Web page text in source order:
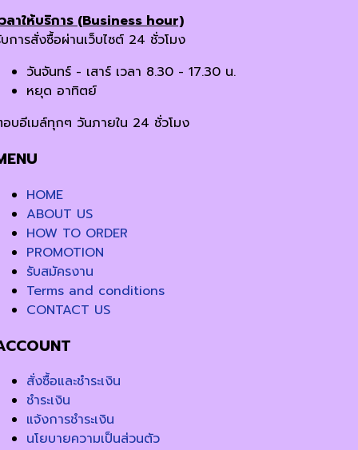
ลาให้บริการ (Business hour)
การสั่งซื้อผ่านเว็บไซต์ 24 ชั่วโมง
วันจันทร์ - เสาร์ เวลา 8.30 - 17.30 น.
หยุด อาทิตย์
บอีเมล์ทุกๆ วันภายใน 24 ชั่วโมง
HOME
ABOUT US
HOW TO ORDER
PROMOTION
รับสมัครงาน
Terms and conditions
CONTACT US
สั่งซื้อและชำระเงิน
ชำระเงิน
แจ้งการชำระเงิน
นโยบายความเป็นส่วนตัว